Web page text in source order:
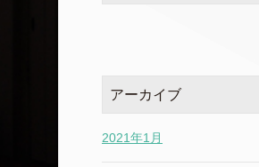
アーカイブ
2021年1月